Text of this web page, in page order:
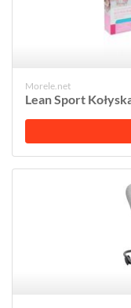
Morele.net
Lean Sport